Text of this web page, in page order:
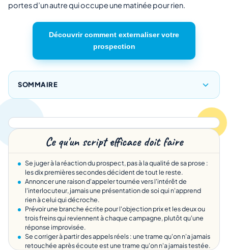
portes d’un autre qui occupe une matinée pour rien.
Découvrir comment externaliser votre
prospection
SOMMAIRE
Ce qu'un script efficace doit faire
Se juger à la réaction du prospect, pas à la qualité de sa prose :
les dix premières secondes décident de tout le reste.
Annoncer une raison d'appeler tournée vers l'intérêt de
l'interlocuteur, jamais une présentation de soi qui n'apprend
rien à celui qui décroche.
Prévoir une branche écrite pour l'objection prix et les deux ou
trois freins qui reviennent à chaque campagne, plutôt qu'une
réponse improvisée.
Se corriger à partir des appels réels : une trame qu'on n'a jamais
retouchée après écoute est une trame qu'on n'a jamais testée.